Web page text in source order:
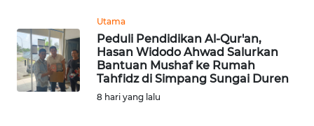
Utama
Peduli Pendidikan Al-Qur'an,
Hasan Widodo Ahwad Salurkan
Bantuan Mushaf ke Rumah
Tahfidz di Simpang Sungai Duren
8 hari yang lalu
WN
MALUT
WN